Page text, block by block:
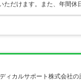
ただけます。また、年間
カルサポート株式会社の